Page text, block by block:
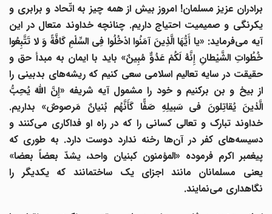
برادران عزیز مسلمان! امروز بیش از همه چیز به اتّحاد و برابری و
یکرنگی و صمیمیت احتیاج داریم. چنانچه خداوند متعال در این
آیه می‌فرماید: «یا أَیُّهَا الَّذِینَ آمَنُوا ادْخُلُوا فِی السِّلْمِ کَافَّةً وَ لا تَتَّبِعُوا
خُطُواتِ الشَّیْطانِ إِنَّهُ لَکُمْ عَدُوٌّ مُبِینٌ» باید با ایمان به مبدأ حق و
حقیقت در سایه تعالیم اسلامی سعی کنیم که ریشه‌های بدبینی را
از بیخ و بن برکنیم و خود را مشمول آیه شریفه «إِنَّ اللَّهَ یُحِبُّ
الَّذینَ یُقاتِلونَ فی سَبیلِهِ صَفًّا کَأَنَّهُم بُنیانٌ مَرصوصٌ» بداریم.
خداوند تبارک و تعالی کسانی را که در راه او فداکاری می‌کنند و
دسیسههای کفر در آن‌ها رخنه ندارد دوست دارد. به طوری که
پیغمبر اکرم فرموده «المؤمنون کبنیان واحد، یشدّ بعضاً بعضا»
یعنی مسلمانان مانند اجزای یک ساختمانند که یکدیگر را
نگاهداری می‌نمایند.